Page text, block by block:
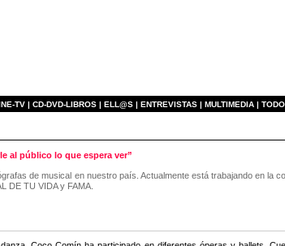
TV | CD-DVD-LIBROS | ELL@S | ENTREVISTAS | MULTIMEDIA |
al público lo que espera ver”
de musical en nuestro país. Actualmente está trabajando en la
DE TU VIDA y FAMA.